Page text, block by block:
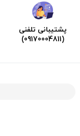
پشتیبانی تلفنی
(09170004811)